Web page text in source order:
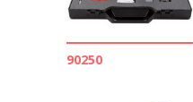
90250